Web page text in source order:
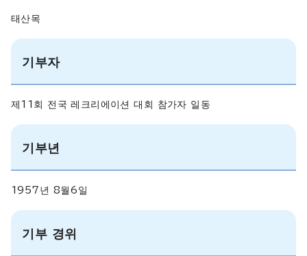
태산목
기부자
제11회 전국 레크리에이션 대회 참가자 일동
기부년
1957년 8월6일
기부 경위